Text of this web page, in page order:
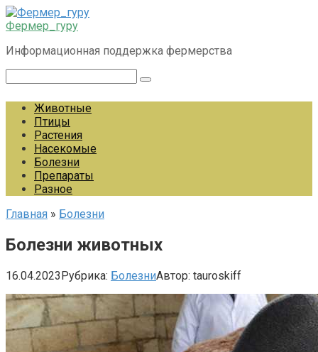
Перейти
к
Фермер_гуру
Информационная поддержка фермерства
Животные
Птицы
Растения
Насекомые
Болезни
Препараты
Разное
Главная » Болезни
Болезни животных
16.04.2023Рубрика: БолезниАвтор: tauroskiff